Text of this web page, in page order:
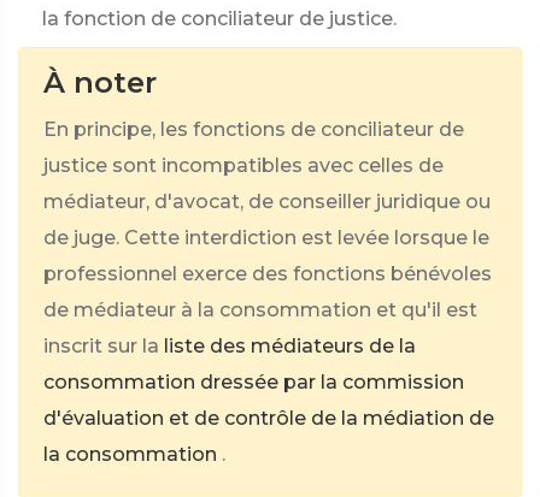
la fonction de conciliateur de justice.
À noter
En principe, les fonctions de conciliateur de
justice sont incompatibles avec celles de
médiateur, d'avocat, de conseiller juridique ou
de juge. Cette interdiction est levée lorsque le
professionnel exerce des fonctions bénévoles
de médiateur à la consommation et qu'il est
inscrit sur la liste des médiateurs de la
consommation dressée par la commission
d'évaluation et de contrôle de la médiation de
la consommation .